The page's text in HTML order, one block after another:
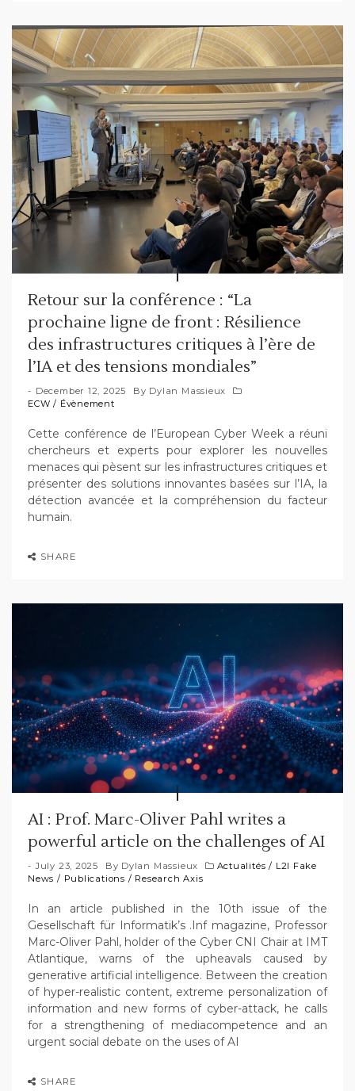
Retour sur la conférence : “La
prochaine ligne de front : Résilience
des infrastructures critiques à l’ère de
l’IA et des tensions mondiales”
December 12, 2025 By Dylan Massieux
ECW / Évènement
Cette conférence de l’European Cyber Week a réuni
chercheurs et experts pour explorer les nouvelles
menaces qui pèsent sur les infrastructures critiques et
présenter des solutions innovantes basées sur l’IA, la
détection avancée et la compréhension du facteur
humain.
SHARE
AI : Prof. Marc-Oliver Pahl writes a
powerful article on the challenges of AI
July 23, 2025 By Dylan Massieux Actualités / L2I Fake
News / Publications / Research Axis
In an article published in the 10th issue of the
Gesellschaft für Informatik’s .Inf magazine, Professor
Marc-Oliver Pahl, holder of the Cyber CNI Chair at IMT
Atlantique, warns of the upheavals caused by
generative artificial intelligence. Between the creation
of hyper-realistic content, extreme personalization of
information and new forms of cyber-attack, he calls
for a strengthening of mediacompetence and an
urgent social debate on the uses of AI
SHARE